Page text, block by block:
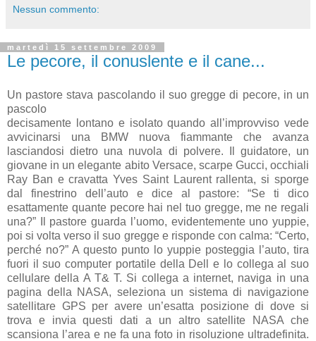
Nessun commento:
martedì 15 settembre 2009
Le pecore, il conuslente e il cane...
Un pastore stava pascolando il suo gregge di pecore, in un
pascolo
decisamente lontano e isolato quando all’improvviso vede
avvicinarsi una BMW nuova fiammante che avanza
lasciandosi dietro una nuvola di polvere.
Il guidatore, un
giovane in un elegante abito Versace, scarpe Gucci, occhiali
Ray Ban e cravatta Yves Saint Laurent rallenta, si sporge
dal finestrino dell’auto e dice al pastore: “Se ti dico
esattamente quante pecore hai nel tuo gregge, me ne regali
una?” Il pastore guarda l’uomo, evidentemente uno yuppie,
poi si volta verso il suo gregge e risponde con calma: “Certo,
perché no?” A questo punto lo yuppie posteggia l’auto, tira
fuori il suo computer portatile della Dell e lo collega al suo
cellulare della A T& T. Si collega a internet, naviga in una
pagina della NASA, seleziona un sistema di navigazione
satellitare GPS per avere un’esatta posizione di dove si
trova e invia questi dati a un altro satellite NASA che
scansiona l’area e ne fa una foto in risoluzione ultradefinita.